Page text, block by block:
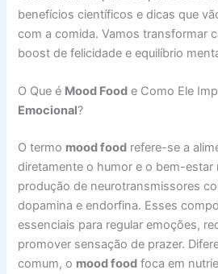
benefícios científicos e dicas que
com a comida. Vamos transformar
boost de felicidade e equilíbrio
O Que é Mood Food e Como Ele
Emocional?
O termo mood food refere-se a
diretamente o humor e o bem-estar
produção de neurotransmissores
dopamina e endorfina. Esses
essenciais para regular emoções,
promover sensação de prazer.
comum, o mood food foca em